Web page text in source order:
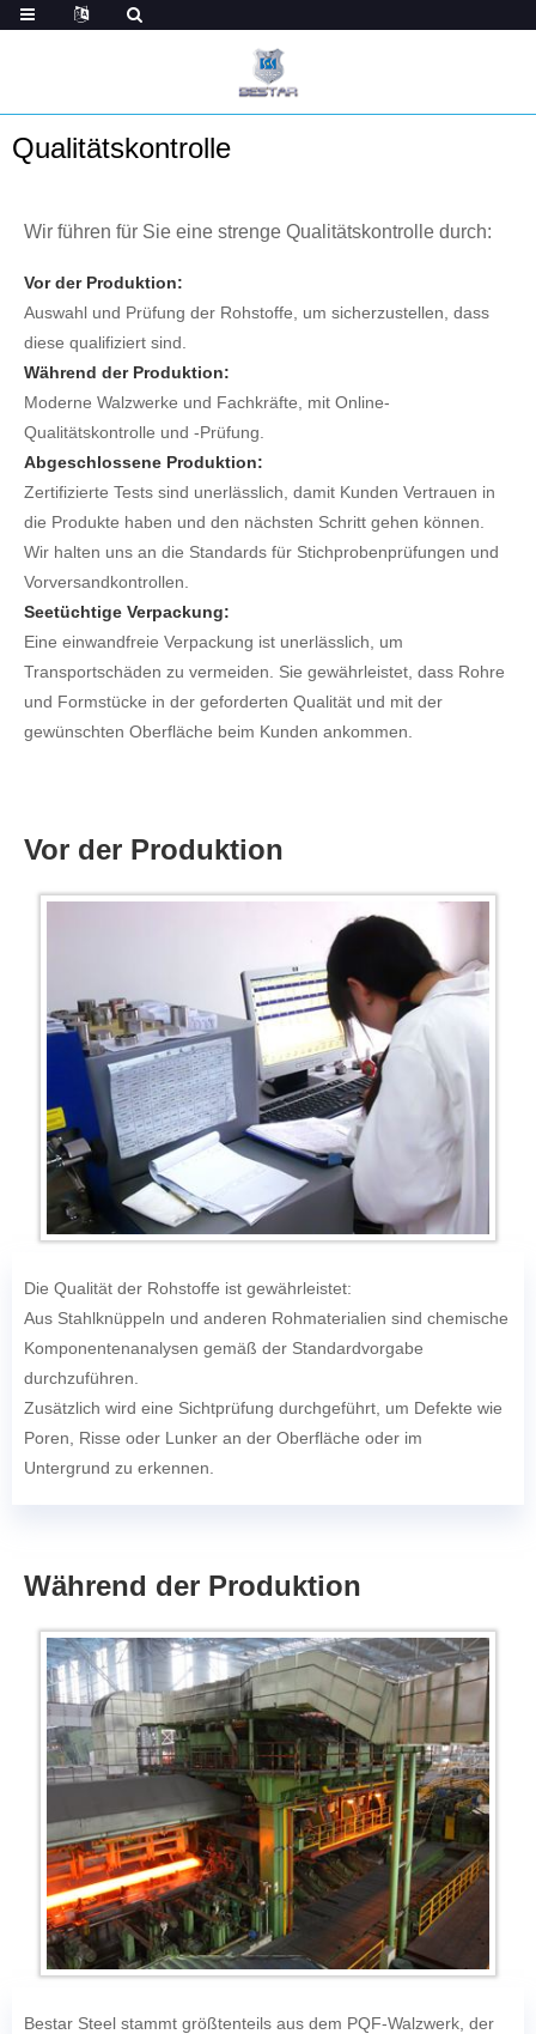
Qualitätskontrolle
Wir führen für Sie eine strenge Qualitätskontrolle durch:
Vor der Produktion:
Auswahl und Prüfung der Rohstoffe, um sicherzustellen, dass
diese qualifiziert sind.
Während der Produktion:
Moderne Walzwerke und Fachkräfte, mit Online-
Qualitätskontrolle und -Prüfung.
Abgeschlossene Produktion:
Zertifizierte Tests sind unerlässlich, damit Kunden Vertrauen in
die Produkte haben und den nächsten Schritt gehen können.
Wir halten uns an die Standards für Stichprobenprüfungen und
Vorversandkontrollen.
Seetüchtige Verpackung:
Eine einwandfreie Verpackung ist unerlässlich, um
Transportschäden zu vermeiden. Sie gewährleistet, dass Rohre
und Formstücke in der geforderten Qualität und mit der
gewünschten Oberfläche beim Kunden ankommen.
Vor der Produktion
Die Qualität der Rohstoffe ist gewährleistet:
Aus Stahlknüppeln und anderen Rohmaterialien sind chemische
Komponentenanalysen gemäß der Standardvorgabe
durchzuführen.
Zusätzlich wird eine Sichtprüfung durchgeführt, um Defekte wie
Poren, Risse oder Lunker an der Oberfläche oder im
Untergrund zu erkennen.
Während der Produktion
Bestar Steel stammt größtenteils aus dem PQF-Walzwerk, der